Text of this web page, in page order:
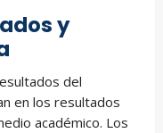
y
del
en los resultados
académico. Los